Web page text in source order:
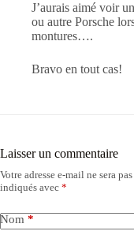
J’aurais aimé voir
ou autre Porsche
montures….
Bravo en tout cas!
Laisser un commentaire
Votre adresse e-mail ne sera
indiqués avec *
Nom *